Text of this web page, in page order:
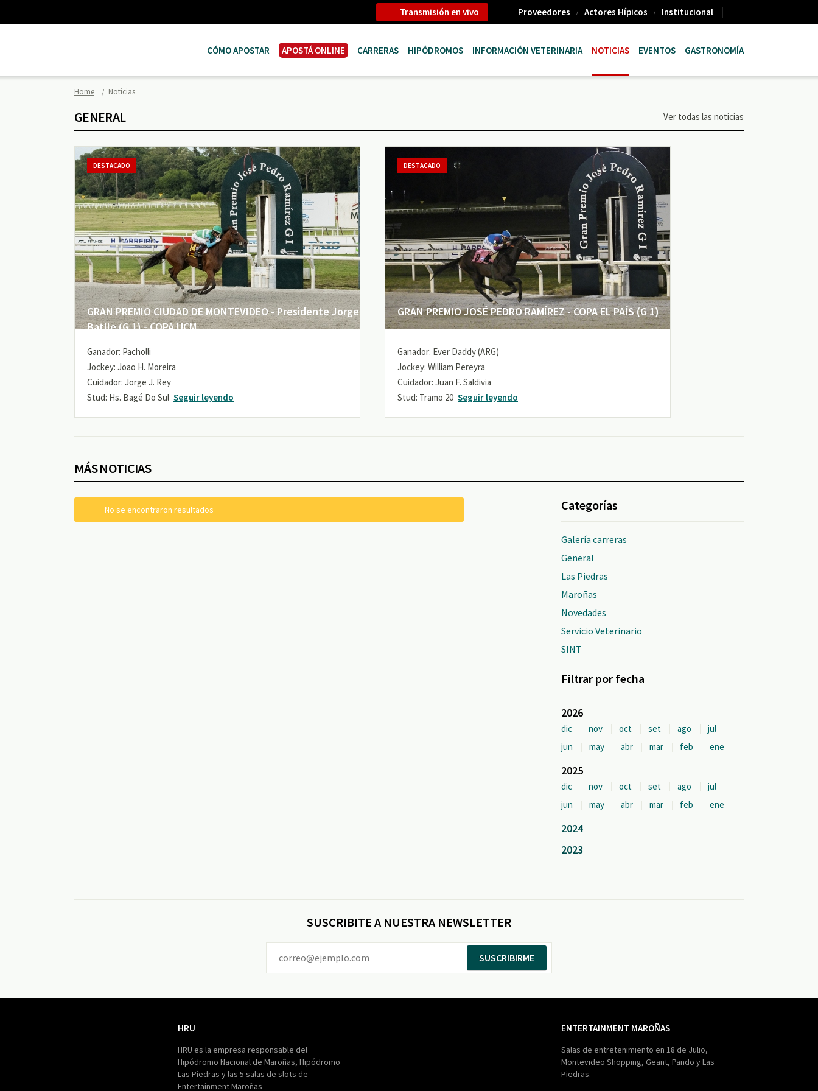
Transmisión en vivo Proveedores Actores Hípicos Institucional
CÓMO APOSTAR APOSTÁ ONLINE CARRERAS HIPÓDROMOS INFORMACIÓN VETERINARIA NOTICIAS EVENTOS GASTRONOMÍA
Home Noticias
GENERAL Ver todas las noticias
GRAN PREMIO CIUDAD DE MONTEVIDEO - Presidente Jorge
Batlle (G 1) - COPA UCM
DESTACADO
Ganador: Pacholli
Jockey: Joao H. Moreira
Cuidador: Jorge J. Rey
Stud: Hs. Bagé Do Sul Seguir leyendo
GRAN PREMIO JOSÉ PEDRO RAMÍREZ - COPA EL PAÍS (G 1)
DESTACADO
Ganador: Ever Daddy (ARG)
Jockey: William Pereyra
Cuidador: Juan F. Saldivia
Stud: Tramo 20 Seguir leyendo
MÁS NOTICIAS
No se encontraron resultados Categorías
Galería carreras
General
Las Piedras
Maroñas
Novedades
Servicio Veterinario
SINT
Filtrar por fecha
2026
dic nov oct set ago
jul
jun
may abr mar feb ene
2025
dic nov oct set ago
jul
jun
may abr mar feb ene
2024
2023
SUSCRIBITE A NUESTRA NEWSLETTER
SUSCRIBIRME
HRU
HRU es la empresa responsable del
Hipódromo Nacional de Maroñas, Hipódromo
Las Piedras y las 5 salas de slots de
Entertainment Maroñas
ENTERTAINMENT MAROÑAS
Salas de entretenimiento en 18 de Julio,
Montevideo Shopping, Geant, Pando y Las
Piedras.